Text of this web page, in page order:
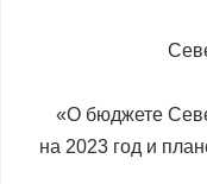
«О бюджете
на 2023 год и